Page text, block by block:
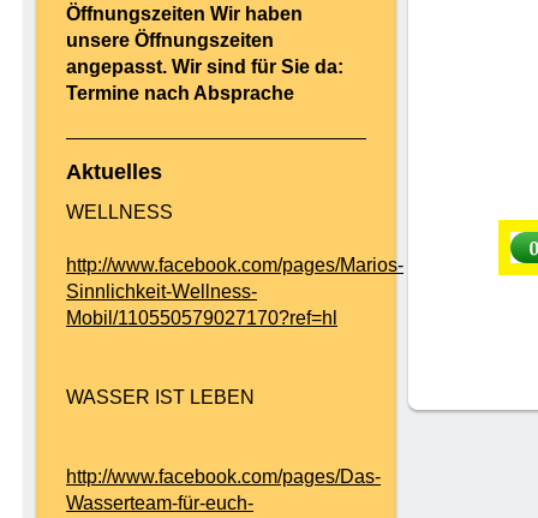
Öffnungszeiten Wir haben
unsere Öffnungszeiten
angepasst. Wir sind für Sie da:
Termine nach Absprache
Aktuelles
WELLNESS
http://www.facebook.com/pages/Marios-
Sinnlichkeit-Wellness-
Mobil/110550579027170?ref=hl
WASSER IST LEBEN
http://www.facebook.com/pages/Das-
Wasserteam-für-euch-